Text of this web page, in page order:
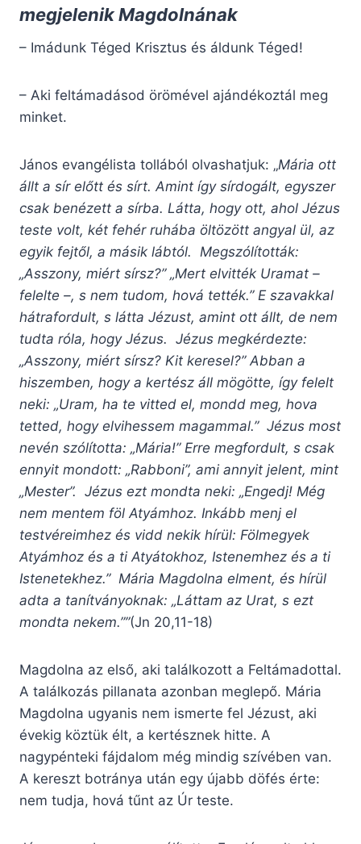
megjelenik Magdolnának
– Imádunk Téged Krisztus és áldunk Téged!
– Aki feltámadásod örömével ajándékoztál meg
minket.
János evangélista tollából olvashatjuk: „Mária ott
állt a sír előtt és sírt. Amint így sírdogált, egyszer
csak benézett a sírba. Látta, hogy ott, ahol Jézus
teste volt, két fehér ruhába öltözött angyal ül, az
egyik fejtől, a másik lábtól. Megszólították:
„Asszony, miért sírsz?” „Mert elvitték Uramat –
felelte –, s nem tudom, hová tették.” E szavakkal
hátrafordult, s látta Jézust, amint ott állt, de nem
tudta róla, hogy Jézus. Jézus megkérdezte:
„Asszony, miért sírsz? Kit keresel?” Abban a
hiszemben, hogy a kertész áll mögötte, így felelt
neki: „Uram, ha te vitted el, mondd meg, hova
tetted, hogy elvihessem magammal.” Jézus most
nevén szólította: „Mária!” Erre megfordult, s csak
ennyit mondott: „Rabboni”, ami annyit jelent, mint
„Mester”. Jézus ezt mondta neki: „Engedj! Még
nem mentem föl Atyámhoz. Inkább menj el
testvéreimhez és vidd nekik hírül: Fölmegyek
Atyámhoz és a ti Atyátokhoz, Istenemhez és a ti
Istenetekhez.” Mária Magdolna elment, és hírül
adta a tanítványoknak: „Láttam az Urat, s ezt
mondta nekem.””(Jn 20,11-18)
Magdolna az első, aki találkozott a Feltámadottal.
A találkozás pillanata azonban meglepő. Mária
Magdolna ugyanis nem ismerte fel Jézust, aki
évekig köztük élt, a kertésznek hitte. A
nagypénteki fájdalom még mindig szívében van.
A kereszt botránya után egy újabb döfés érte:
nem tudja, hová tűnt az Úr teste.